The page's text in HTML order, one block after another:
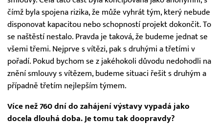
čímž byla spojena rizika, že může vyhrát tým, který nebude
disponovat kapacitou nebo schopností projekt dokončit. To
se naštěstí nestalo. Pravda je taková, že budeme jednat se
všemi třemi. Nejprve s vítězi, pak s druhými a třetími v
pořadí. Pokud bychom se z jakéhokoli důvodu nedohodli na
znění smlouvy s vítězem, budeme situaci řešit s druhým a
případně třetím nejlepším týmem.
Více než 760 dní do zahájení výstavy vypadá jako
docela dlouhá doba. Je tomu tak doopravdy?